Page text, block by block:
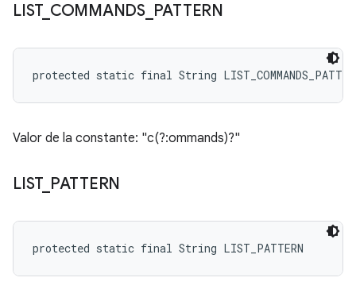
LIST_ COMMANDS_ PATTERN
protected static final String
Valor de la constante: "c(?:ommands)?"
LIST_ PATTERN
protected static final String LIST_PATTERN